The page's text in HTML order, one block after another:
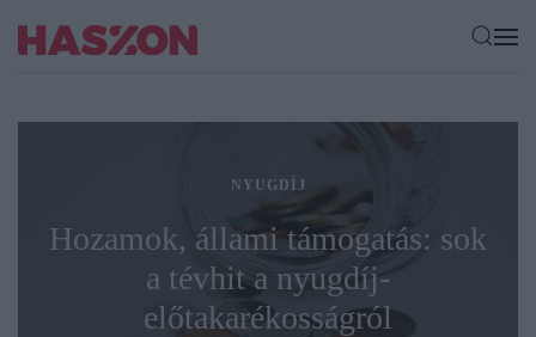
NYUGDÍJ
Hozamok, állami támogatás: sok
a tévhit a nyugdíj-
előtakarékosságról